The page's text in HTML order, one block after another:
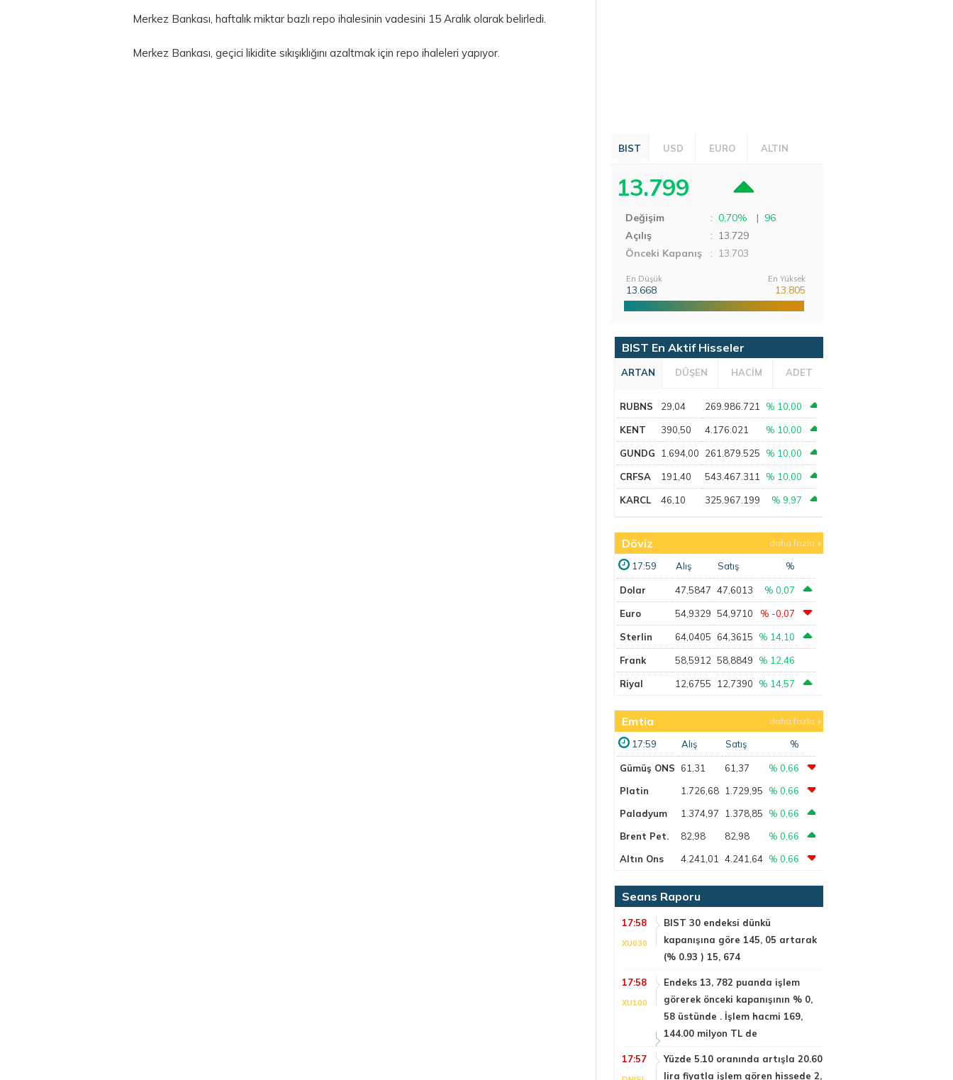
Merkez Bankası, haftalık miktar bazlı repo ihalesinin vadesini 15 Aralık olarak belirledi.
Merkez Bankası, geçici likidite sıkışıklığını azaltmak için repo ihaleleri yapıyor.
BIST USD EURO ALTIN
13.799
Değişim : 0,70% | 96
Açılış
: 13.729
Önceki Kapanış
: 13.703
En Düşük
13.668
En Yüksek
13.805
BIST En Aktif Hisseler
ARTAN DÜŞEN HACİM ADET
RUBNS 29,04 269.986.721 % 10,00
KENT 390,50 4.176.021 % 10,00
GUNDG 1.694,00 261.879.525 % 10,00
CRFSA 191,40 543.467.311 % 10,00
KARCL 46,10 325.967.199 % 9,97
Döviz daha fazla
17:59 Alış Satış %
Dolar 47,5847 47,6013 % 0,07
Euro 54,9329 54,9710 % -0,07
Sterlin 64,0405 64,3615 % 14,10
Frank 58,5912 58,8849 % 12,46
Riyal 12,6755 12,7390 % 14,57
Emtia daha fazla
17:59 Alış Satış %
Gümüş ONS 61,31 61,37
% 0,66
Platin
1.726,68 1.729,95
% 0,66
Paladyum
1.374,97 1.378,85
% 0,66
Brent Pet.
82,98 82,98
% 0,66
Altın Ons
4.241,01 4.241,64 % 0,66
Seans Raporu
17:58
XU030
BIST 30 endeksi dünkü
kapanışına göre 145, 05 artarak
(% 0.93 ) 15, 674
17:58
XU100
Endeks 13, 782 puanda işlem
görerek önceki kapanışının % 0,
58 üstünde . İşlem hacmi 169,
144.00 milyon TL de
17:57
Yüzde 5.10 oranında artışla 20.60
lira fiyatla işlem gören hissede 2,